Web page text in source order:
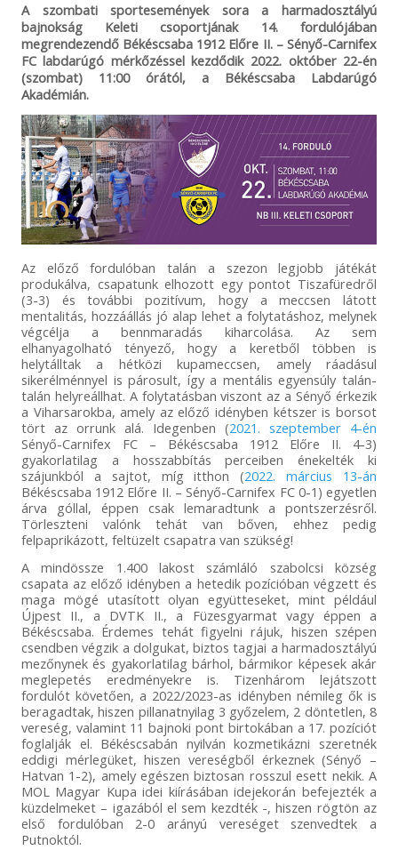
A szombati sportesemények sora a harmadosztályú
bajnokság Keleti csoportjának 14. fordulójában
megrendezendő Békéscsaba 1912 Előre II. – Sényő-Carnifex
FC labdarúgó mérkőzéssel kezdődik 2022. október 22-én
(szombat) 11:00 órától, a Békéscsaba Labdarúgó
Akadémián.
Az előző fordulóban talán a szezon legjobb játékát
produkálva, csapatunk elhozott egy pontot Tiszafüredről
(3-3) és további pozitívum, hogy a meccsen látott
mentalitás, hozzáállás jó alap lehet a folytatáshoz, melynek
végcélja a bennmaradás kiharcolása. Az sem
elhanyagolható tényező, hogy a keretből többen is
helytálltak a hétközi kupameccsen, amely ráadásul
sikerélménnyel is párosult, így a mentális egyensúly talán-
talán helyreállhat. A folytatásban viszont az a Sényő érkezik
a Viharsarokba, amely az előző idényben kétszer is borsot
tört az orrunk alá. Idegenben (2021. szeptember 4-én
Sényő-Carnifex FC – Békéscsaba 1912 Előre II. 4-3)
gyakorlatilag a hosszabbítás perceiben énekelték ki
szájunkból a sajtot, míg itthon (2022. március 13-án
Békéscsaba 1912 Előre II. – Sényő-Carnifex FC 0-1) egyetlen
árva góllal, éppen csak lemaradtunk a pontszerzésről.
Törleszteni valónk tehát van bőven, ehhez pedig
felpaprikázott, feltüzelt csapatra van szükség!
A mindössze 1.400 lakost számláló szabolcsi község
csapata az előző idényben a hetedik pozícióban végzett és
maga mögé utasított olyan együtteseket, mint például
Újpest II., a DVTK II., a Füzesgyarmat vagy éppen a
Békéscsaba. Érdemes tehát figyelni rájuk, hiszen szépen
csendben végzik a dolgukat, biztos tagjai a harmadosztályú
mezőnynek és gyakorlatilag bárhol, bármikor képesek akár
meglepetés eredményekre is. Tizenhárom lejátszott
fordulót követően, a 2022/2023-as idényben némileg ők is
beragadtak, hiszen pillanatnyilag 3 győzelem, 2 döntetlen, 8
vereség, valamint 11 bajnoki pont birtokában a 17. pozíciót
foglalják el. Békéscsabán nyilván kozmetikázni szeretnék
eddigi mérlegüket, hiszen vereségből érkeznek (Sényő –
Hatvan 1-2), amely egészen biztosan rosszul esett nekik. A
MOL Magyar Kupa idei kiírásában idejekorán befejezték a
küzdelmeket – igazából el sem kezdték -, hiszen rögtön az
első fordulóban 2-0 arányú vereséget szenvedtek a
Putnoktól.